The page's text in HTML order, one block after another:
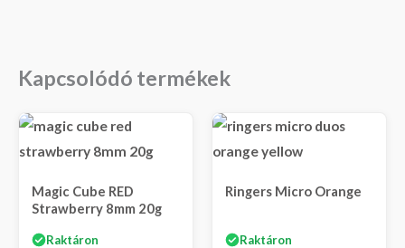
Kapcsolódó termékek
Magic Cube RED
Strawberry 8mm 20g
Raktáron
Ringers Micro Orange
Raktáron